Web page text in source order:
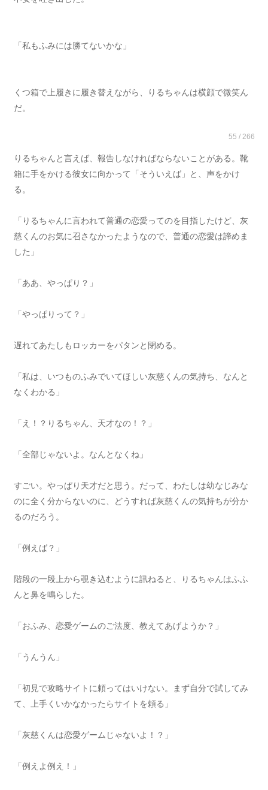
「私もふみには勝てないかな」
くつ箱で上履きに履き替えながら、りるちゃんは横顔で微笑ん
だ。
55 / 266
りるちゃんと言えば、報告しなければならないことがある。靴
箱に手をかける彼女に向かって「そういえば」と、声をかけ
る。
「りるちゃんに言われて普通の恋愛ってのを目指したけど、灰
慈くんのお気に召さなかったようなので、普通の恋愛は諦めま
した」
「ああ、やっぱり？」
「やっぱりって？」
遅れてあたしもロッカーをパタンと閉める。
「私は、いつものふみでいてほしい灰慈くんの気持ち、なんと
なくわかる」
「え！？りるちゃん、天才なの！？」
「全部じゃないよ。なんとなくね」
すごい。やっぱり天才だと思う。だって、わたしは幼なじみな
のに全く分からないのに、どうすれば灰慈くんの気持ちが分か
るのだろう。
「例えば？」
階段の一段上から覗き込むように訊ねると、りるちゃんはふふ
んと鼻を鳴らした。
「おふみ、恋愛ゲームのご法度、教えてあげようか？」
「うんうん」
「初見で攻略サイトに頼ってはいけない。まず自分で試してみ
て、上手くいかなかったらサイトを頼る」
「灰慈くんは恋愛ゲームじゃないよ！？」
「例えよ例え！」